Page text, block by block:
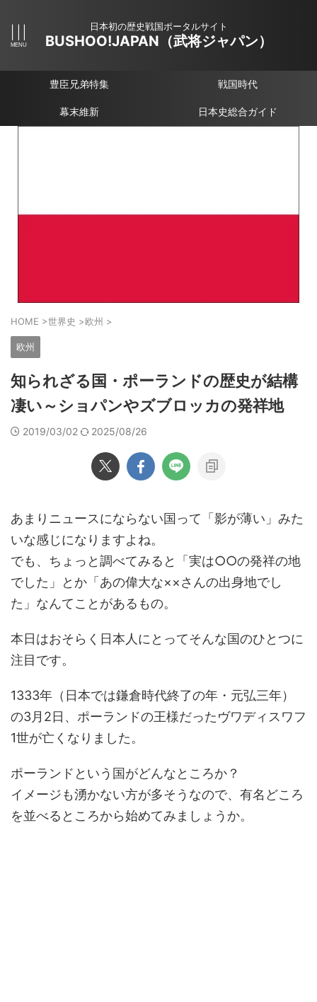
日本初の歴史戦国ポータルサイト
BUSHOO!JAPAN（武将ジャパン）
豊臣兄弟特集 戦国時代
幕末維新 日本史総合ガイド
HOME >世界史 >欧州 >
欧州
知られざる国・ポーランドの歴史が結構
凄い～ショパンやズブロッカの発祥地
2019/03/02 2025/08/26
あまりニュースにならない国って「影が薄い」みた
いな感じになりますよね。
でも、ちょっと調べてみると「実は○○の発祥の地
でした」とか「あの偉大な××さんの出身地でし
た」なんてことがあるもの。
本日はおそらく日本人にとってそんな国のひとつに
注目です。
1333年（日本では鎌倉時代終了の年・元弘三年）
の3月2日、ポーランドの王様だったヴワディスワフ
1世が亡くなりました。
ポーランドという国がどんなところか？
イメージも湧かない方が多そうなので、有名どころ
を並べるところから始めてみましょうか。